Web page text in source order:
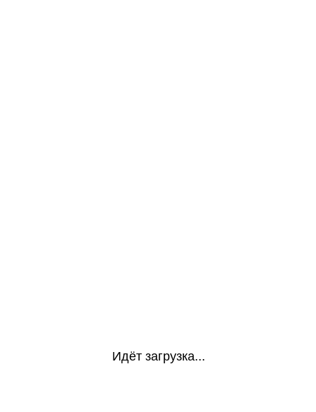
Идёт загрузка...